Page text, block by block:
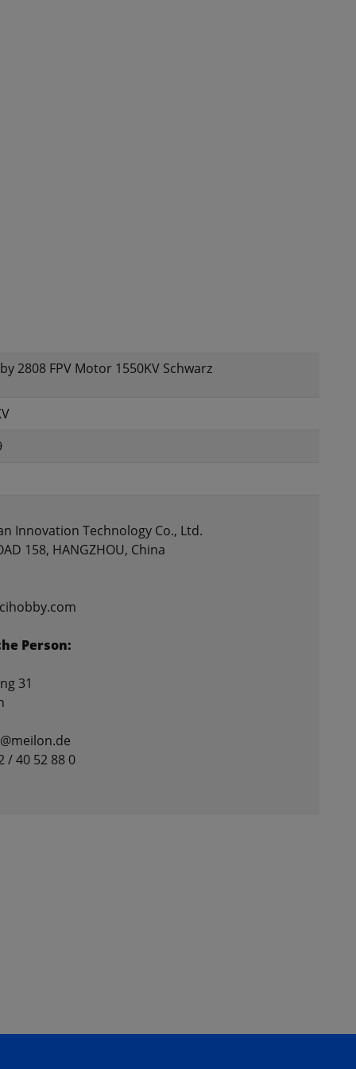
2808 FPV Motor 1550KV Schwarz
Innovation Technology Co., Ltd.
158, HANGZHOU, China
Person:
31
/ 40 52 88 0